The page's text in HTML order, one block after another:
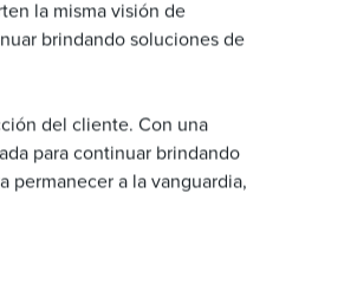
la misma visión de
brindando soluciones de
del cliente. Con una
para continuar brindando
permanecer a la vanguardia,